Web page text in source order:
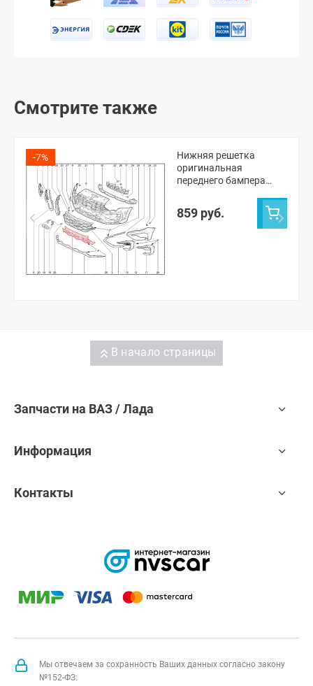
Смотрите также
-7%
Нижняя решетка
оригинальная
переднего бампера
NG СВ Кросс (с
отверстиями под
859 руб.
В начало страницы
Запчасти на ВАЗ / Лада
Информация
Контакты
Мы отвечаем за сохранность Ваших данных согласно закону
№152-ФЗ: